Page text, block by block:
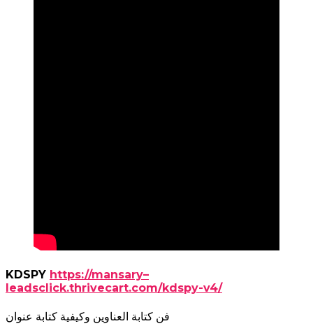
KDSPY https://mansary–
leadsclick.thrivecart.com/kdspy-v4/
فن كتابة العناوين وكيفية كتابة عنوان